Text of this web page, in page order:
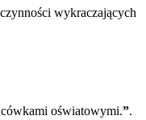
wykraczających
oświatowymi.”.